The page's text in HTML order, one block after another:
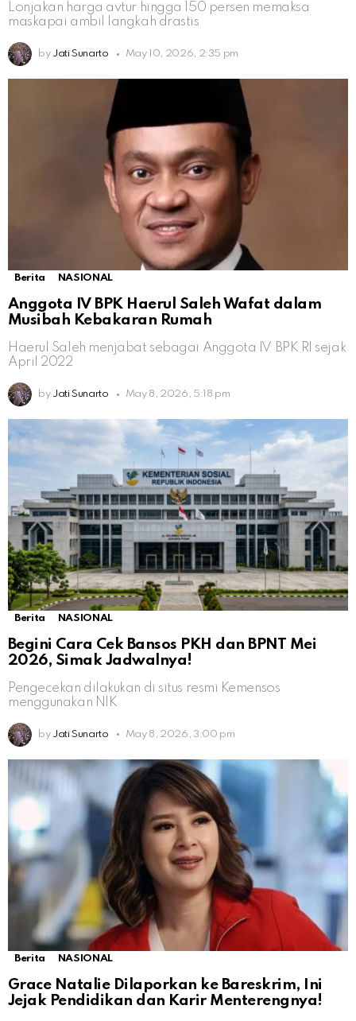
Lonjakan harga avtur hingga 150 persen memaksa
maskapai ambil langkah drastis
by Jati Sunarto May 10, 2026, 2:35 pm
Berita NASIONAL
Anggota IV BPK Haerul Saleh Wafat dalam
Musibah Kebakaran Rumah
Haerul Saleh menjabat sebagai Anggota IV BPK RI sejak
April 2022
by Jati Sunarto May 8, 2026, 5:18 pm
Berita NASIONAL
Begini Cara Cek Bansos PKH dan BPNT Mei
2026, Simak Jadwalnya!
Pengecekan dilakukan di situs resmi Kemensos
menggunakan NIK
by Jati Sunarto May 8, 2026, 3:00 pm
Berita NASIONAL
Grace Natalie Dilaporkan ke Bareskrim, Ini
Jejak Pendidikan dan Karir Menterengnya!